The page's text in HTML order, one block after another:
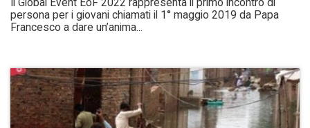
persona per i giovani chiamati il 1° maggio 2019 da Papa
Francesco a dare un’anima...